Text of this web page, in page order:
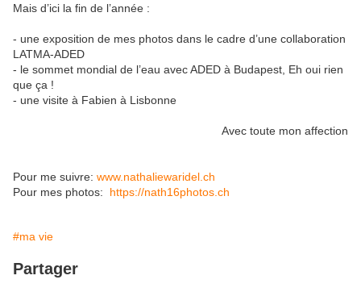
Mais d’ici la fin de l’année :
- une exposition de mes photos dans le cadre d’une collaboration
LATMA-ADED
- le sommet mondial de l’eau avec ADED à Budapest, Eh oui rien
que ça !
- une visite à Fabien à Lisbonne
Avec toute mon affection
Pour me suivre: www.nathaliewaridel.ch
Pour mes photos: https://nath16photos.ch
#ma vie
Partager